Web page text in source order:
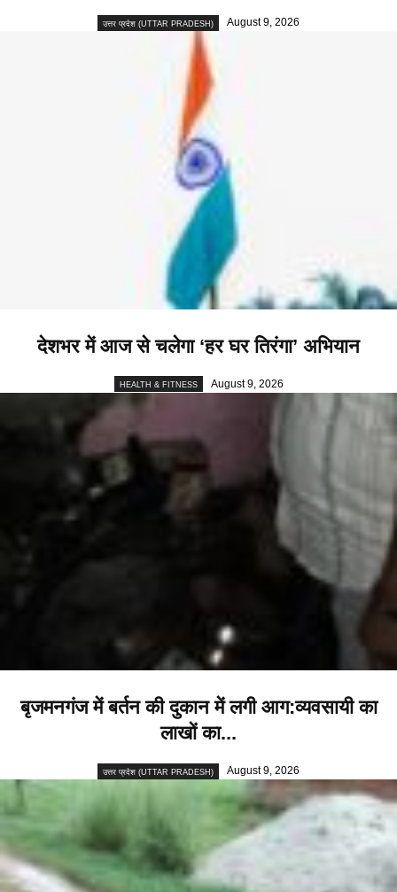
उत्तर प्रदेश (UTTAR PRADESH) August 9, 2026
देशभर में आज से चलेगा ‘हर घर तिरंगा’ अभियान
HEALTH & FITNESS August 9, 2026
बृजमनगंज में बर्तन की दुकान में लगी आग:व्यवसायी का
लाखों का...
उत्तर प्रदेश (UTTAR PRADESH) August 9, 2026